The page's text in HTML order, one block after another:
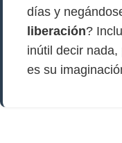
días y
liberación?
inútil decir
es su